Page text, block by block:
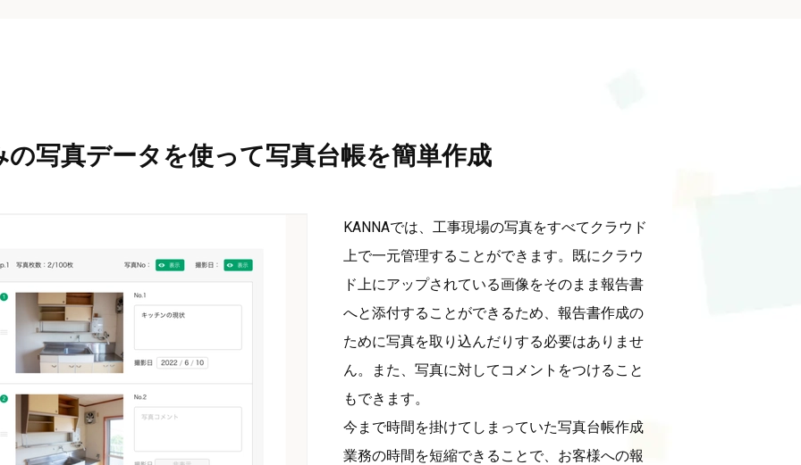
の写真データを使って写真台帳を簡単作成
KANNAでは、工事現場の写真をすべてクラウド
上で一元管理することができます。既にクラウ
ド上にアップされている画像をそのまま報告書
へと添付することができるため、報告書作成の
ために写真を取り込んだりする必要はありませ
ん。また、写真に対してコメントをつけること
もできます。
今まで時間を掛けてしまっていた写真台帳作成
業務の時間を短縮できることで、お客様への報